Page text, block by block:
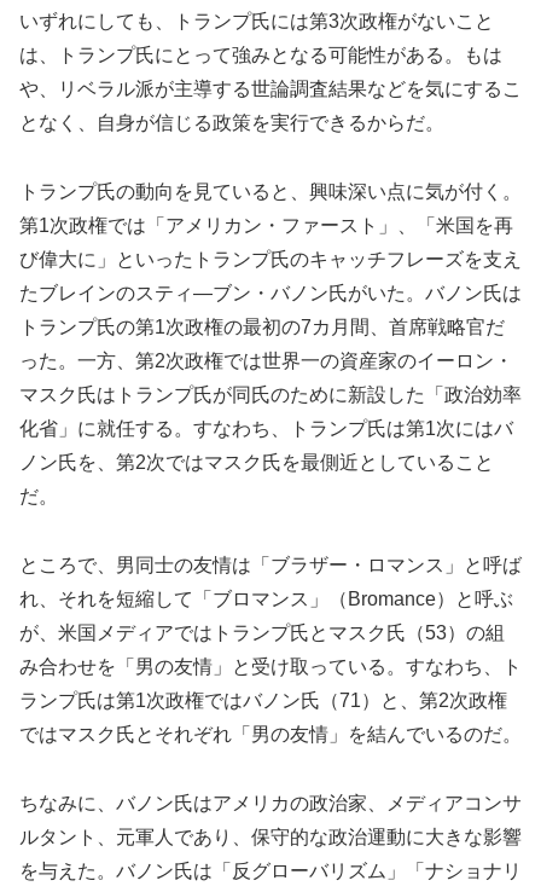
いずれにしても、トランプ氏には第3次政権がないこと
は、トランプ氏にとって強みとなる可能性がある。もは
や、リベラル派が主導する世論調査結果などを気にするこ
となく、自身が信じる政策を実行できるからだ。
トランプ氏の動向を見ていると、興味深い点に気が付く。
第1次政権では「アメリカン・ファースト」、「米国を再
び偉大に」といったトランプ氏のキャッチフレーズを支え
たブレインのスティ―ブン・バノン氏がいた。バノン氏は
トランプ氏の第1次政権の最初の7カ月間、首席戦略官だ
った。一方、第2次政権では世界一の資産家のイーロン・
マスク氏はトランプ氏が同氏のために新設した「政治効率
化省」に就任する。すなわち、トランプ氏は第1次にはバ
ノン氏を、第2次ではマスク氏を最側近としていること
だ。
ところで、男同士の友情は「ブラザー・ロマンス」と呼ば
れ、それを短縮して「ブロマンス」（Bromance）と呼ぶ
が、米国メディアではトランプ氏とマスク氏（53）の組
み合わせを「男の友情」と受け取っている。すなわち、ト
ランプ氏は第1次政権ではバノン氏（71）と、第2次政権
ではマスク氏とそれぞれ「男の友情」を結んでいるのだ。
ちなみに、バノン氏はアメリカの政治家、メディアコンサ
ルタント、元軍人であり、保守的な政治運動に大きな影響
を与えた。バノン氏は「反グローバリズム」「ナショナリ